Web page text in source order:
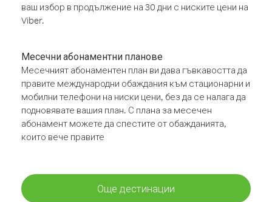
ваш избор в продължение на 30 дни с ниските цени на
Viber.
Месечни абонаментни планове
Месечният абонаментен план ви дава гъвкавостта да
правите международни обаждания към стационарни и
мобилни телефони на ниски цени, без да се налага да
подновявате вашия план. С плана за месечен
абонамент можете да спестите от обажданията,
които вече правите
Още дестинации